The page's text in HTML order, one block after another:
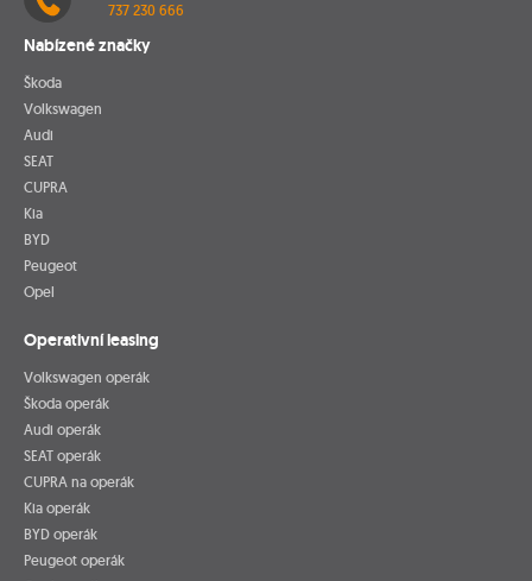
737 230 666
Nabízené značky
Škoda
Volkswagen
Audi
SEAT
CUPRA
Kia
BYD
Peugeot
Opel
Operativní leasing
Volkswagen operák
Škoda operák
Audi operák
SEAT operák
CUPRA na operák
Kia operák
BYD operák
Peugeot operák